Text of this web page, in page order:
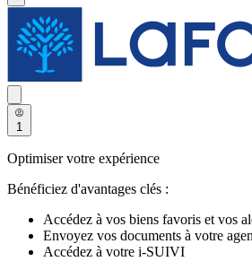
1
Optimiser votre expérience
Bénéficiez d'avantages clés :
Accédez à vos biens favoris et vos
Envoyez vos documents à votre
Accédez à votre i-SUIVI